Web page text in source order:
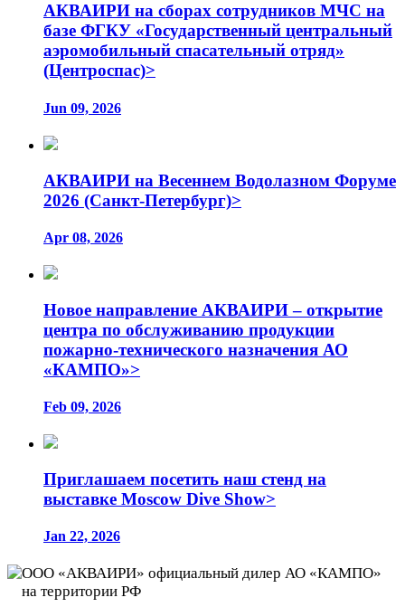
АКВАИРИ на сборах сотрудников МЧС на
базе ФГКУ «Государственный центральный
аэромобильный спасательный отряд»
(Центроспас)>
Jun 09, 2026
АКВАИРИ на Весеннем Водолазном Форуме
2026 (Санкт-Петербург)>
Apr 08, 2026
Новое направление АКВАИРИ – открытие
центра по обслуживанию продукции
пожарно-технического назначения АО
«КАМПО»>
Feb 09, 2026
Приглашаем посетить наш стенд на
выставке Moscow Dive Show>
Jan 22, 2026
ООО «АКВАИРИ» официальный дилер АО «КАМПО»
на территории РФ